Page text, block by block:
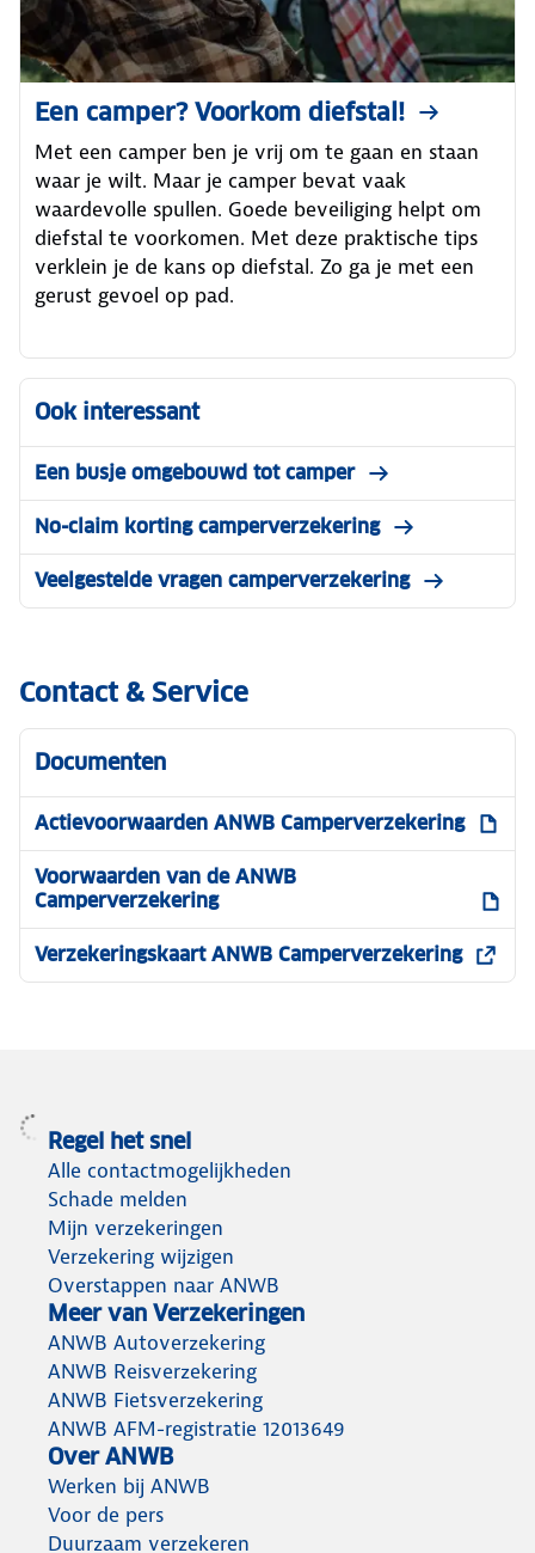
Een camper? Voorkom diefstal!
Met een camper ben je vrij om te gaan en staan
waar je wilt. Maar je camper bevat vaak
waardevolle spullen. Goede beveiliging helpt om
diefstal te voorkomen. Met deze praktische tips
verklein je de kans op diefstal. Zo ga je met een
gerust gevoel op pad.
Ook interessant
Een busje omgebouwd tot camper
No-claim korting camperverzekering
Veelgestelde vragen camperverzekering
Contact & Service
Documenten
Actievoorwaarden ANWB Camperverzekering
Voorwaarden van de ANWB
Camperverzekering
Verzekeringskaart ANWB Camperverzekering
Regel het snel
Alle contactmogelijkheden
Schade melden
Mijn verzekeringen
Verzekering wijzigen
Overstappen naar ANWB
Meer van Verzekeringen
ANWB Autoverzekering
ANWB Reisverzekering
ANWB Fietsverzekering
ANWB AFM-registratie 12013649
Over ANWB
Werken bij ANWB
Voor de pers
Duurzaam verzekeren